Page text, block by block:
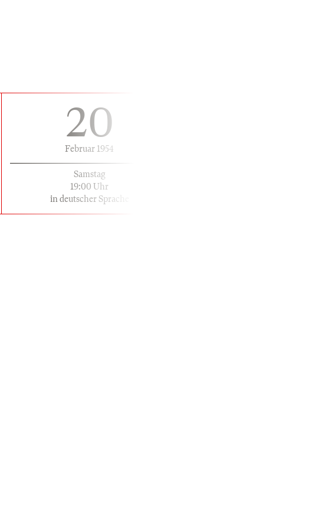
20
Februar 1954
Samstag
19:00 Uhr
in deutscher Sprache